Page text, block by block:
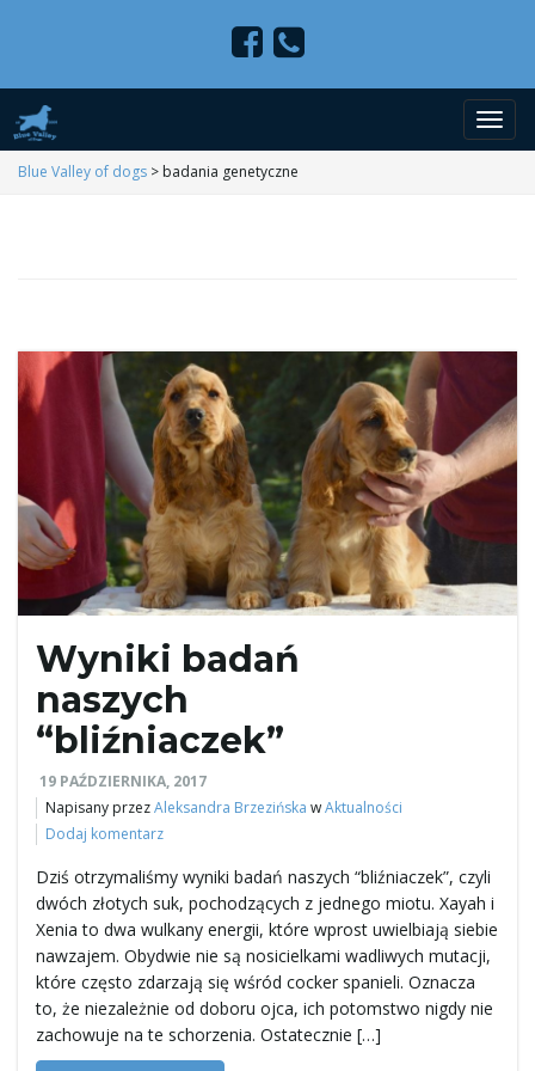
e
z
Blue Valley of dogs > badania genetyczne
Wyniki badań
naszych
“bliźniaczek”
19 PAŹDZIERNIKA, 2017
Napisany przezAleksandra Brzezińska wAktualności
Dodaj komentarz
Dziś otrzymaliśmy wyniki badań naszych “bliźniaczek”, czyli
dwóch złotych suk, pochodzących z jednego miotu. Xayah i
Xenia to dwa wulkany energii, które wprost uwielbiają siebie
nawzajem. Obydwie nie są nosicielkami wadliwych mutacji,
które często zdarzają się wśród cocker spanieli. Oznacza
to, że niezależnie od doboru ojca, ich potomstwo nigdy nie
zachowuje na te schorzenia. Ostatecznie […]